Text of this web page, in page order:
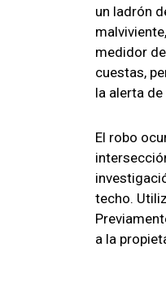
un ladrón
medidor
cuestas,
la alerta
El robo
techo.
a la